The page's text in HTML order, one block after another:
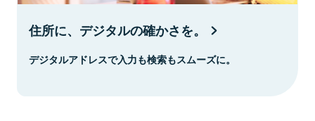
住所に、デジタルの確かさを。
デジタルアドレスで入力も検索もスムーズに。